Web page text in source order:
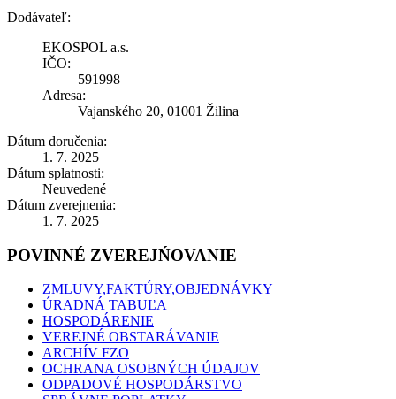
Dodávateľ:
EKOSPOL a.s.
IČO:
591998
Adresa:
Vajanského 20, 01001 Žilina
Dátum doručenia:
1. 7. 2025
Dátum splatnosti:
Neuvedené
Dátum zverejnenia:
1. 7. 2025
POVINNÉ ZVEREJŃOVANIE
ZMLUVY,FAKTÚRY,OBJEDNÁVKY
ÚRADNÁ TABUĽA
HOSPODÁRENIE
VEREJNÉ OBSTARÁVANIE
ARCHÍV FZO
OCHRANA OSOBNÝCH ÚDAJOV
ODPADOVÉ HOSPODÁRSTVO